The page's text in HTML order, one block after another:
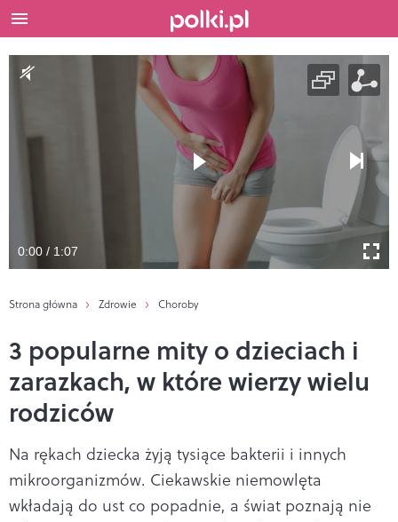
0:00 / 1:07
Strona główna Zdrowie Choroby
3 popularne mity o dzieciach i
zarazkach, w które wierzy wielu
rodziców
Na rękach dziecka żyją tysiące bakterii i innych
mikroorganizmów. Ciekawskie niemowlęta
wkładają do ust co popadnie, a świat poznają nie